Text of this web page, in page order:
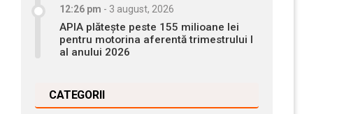
12:26 pm - 3 august, 2026
APIA plătește peste 155 milioane lei
pentru motorina aferentă trimestrului I
al anului 2026
CATEGORII